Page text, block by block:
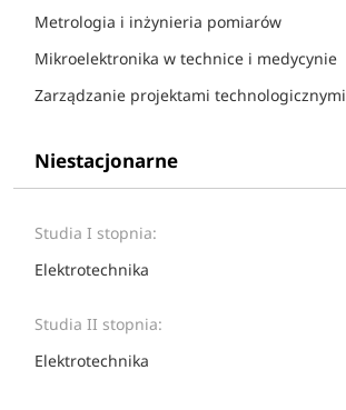
Metrologia i inżynieria pomiarów
Mikro­elektronika w technice i medycynie
Zarządzanie projektami technologicznymi
Niestacjonarne
Studia I stopnia:
Elektrotechnika
Studia II stopnia:
Elektrotechnika